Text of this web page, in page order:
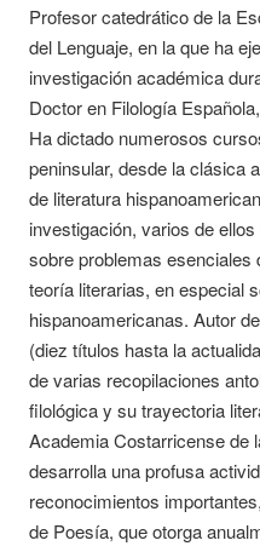
Profesor catedrático de la
del Lenguaje, en la que ha
investigación académica
Doctor en Filología
Ha dictado numerosos
peninsular, desde la clásica
de literatura
investigación, varios de
sobre problemas esenciales
teoría literarias, en especial
hispanoamericanas. Autor
(diez títulos hasta la
de varias recopilaciones
filológica y su trayectoria
Academia Costarricense de
desarrolla una profusa
reconocimientos
de Poesía, que otorga